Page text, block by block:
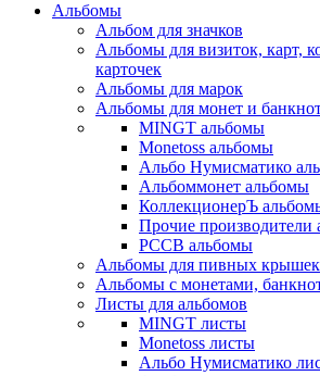
Альбомы
Альбом для значков
Альбомы для визиток, карт,
карточек
Альбомы для марок
Альбомы для монет и
MINGT альбомы
Monetoss альбомы
Альбо Нумисматико
Альбоммонет альбомы
КоллекционерЪ
Прочие производители
РССВ альбомы
Альбомы для пивных крышек
Альбомы с монетами,
Листы для альбомов
MINGT листы
Monetoss листы
Альбо Нумисматико